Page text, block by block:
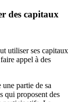
des capitaux
utiliser ses capitaux
appel à des
partie de sa
qui proposent des